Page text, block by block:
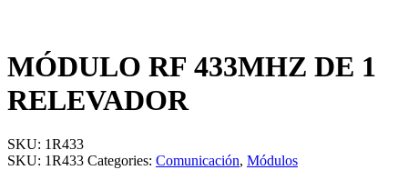
MÓDULO RF 433MHZ DE 1
RELEVADOR
SKU: 1R433
SKU: 1R433 Categories: Comunicación, Módulos